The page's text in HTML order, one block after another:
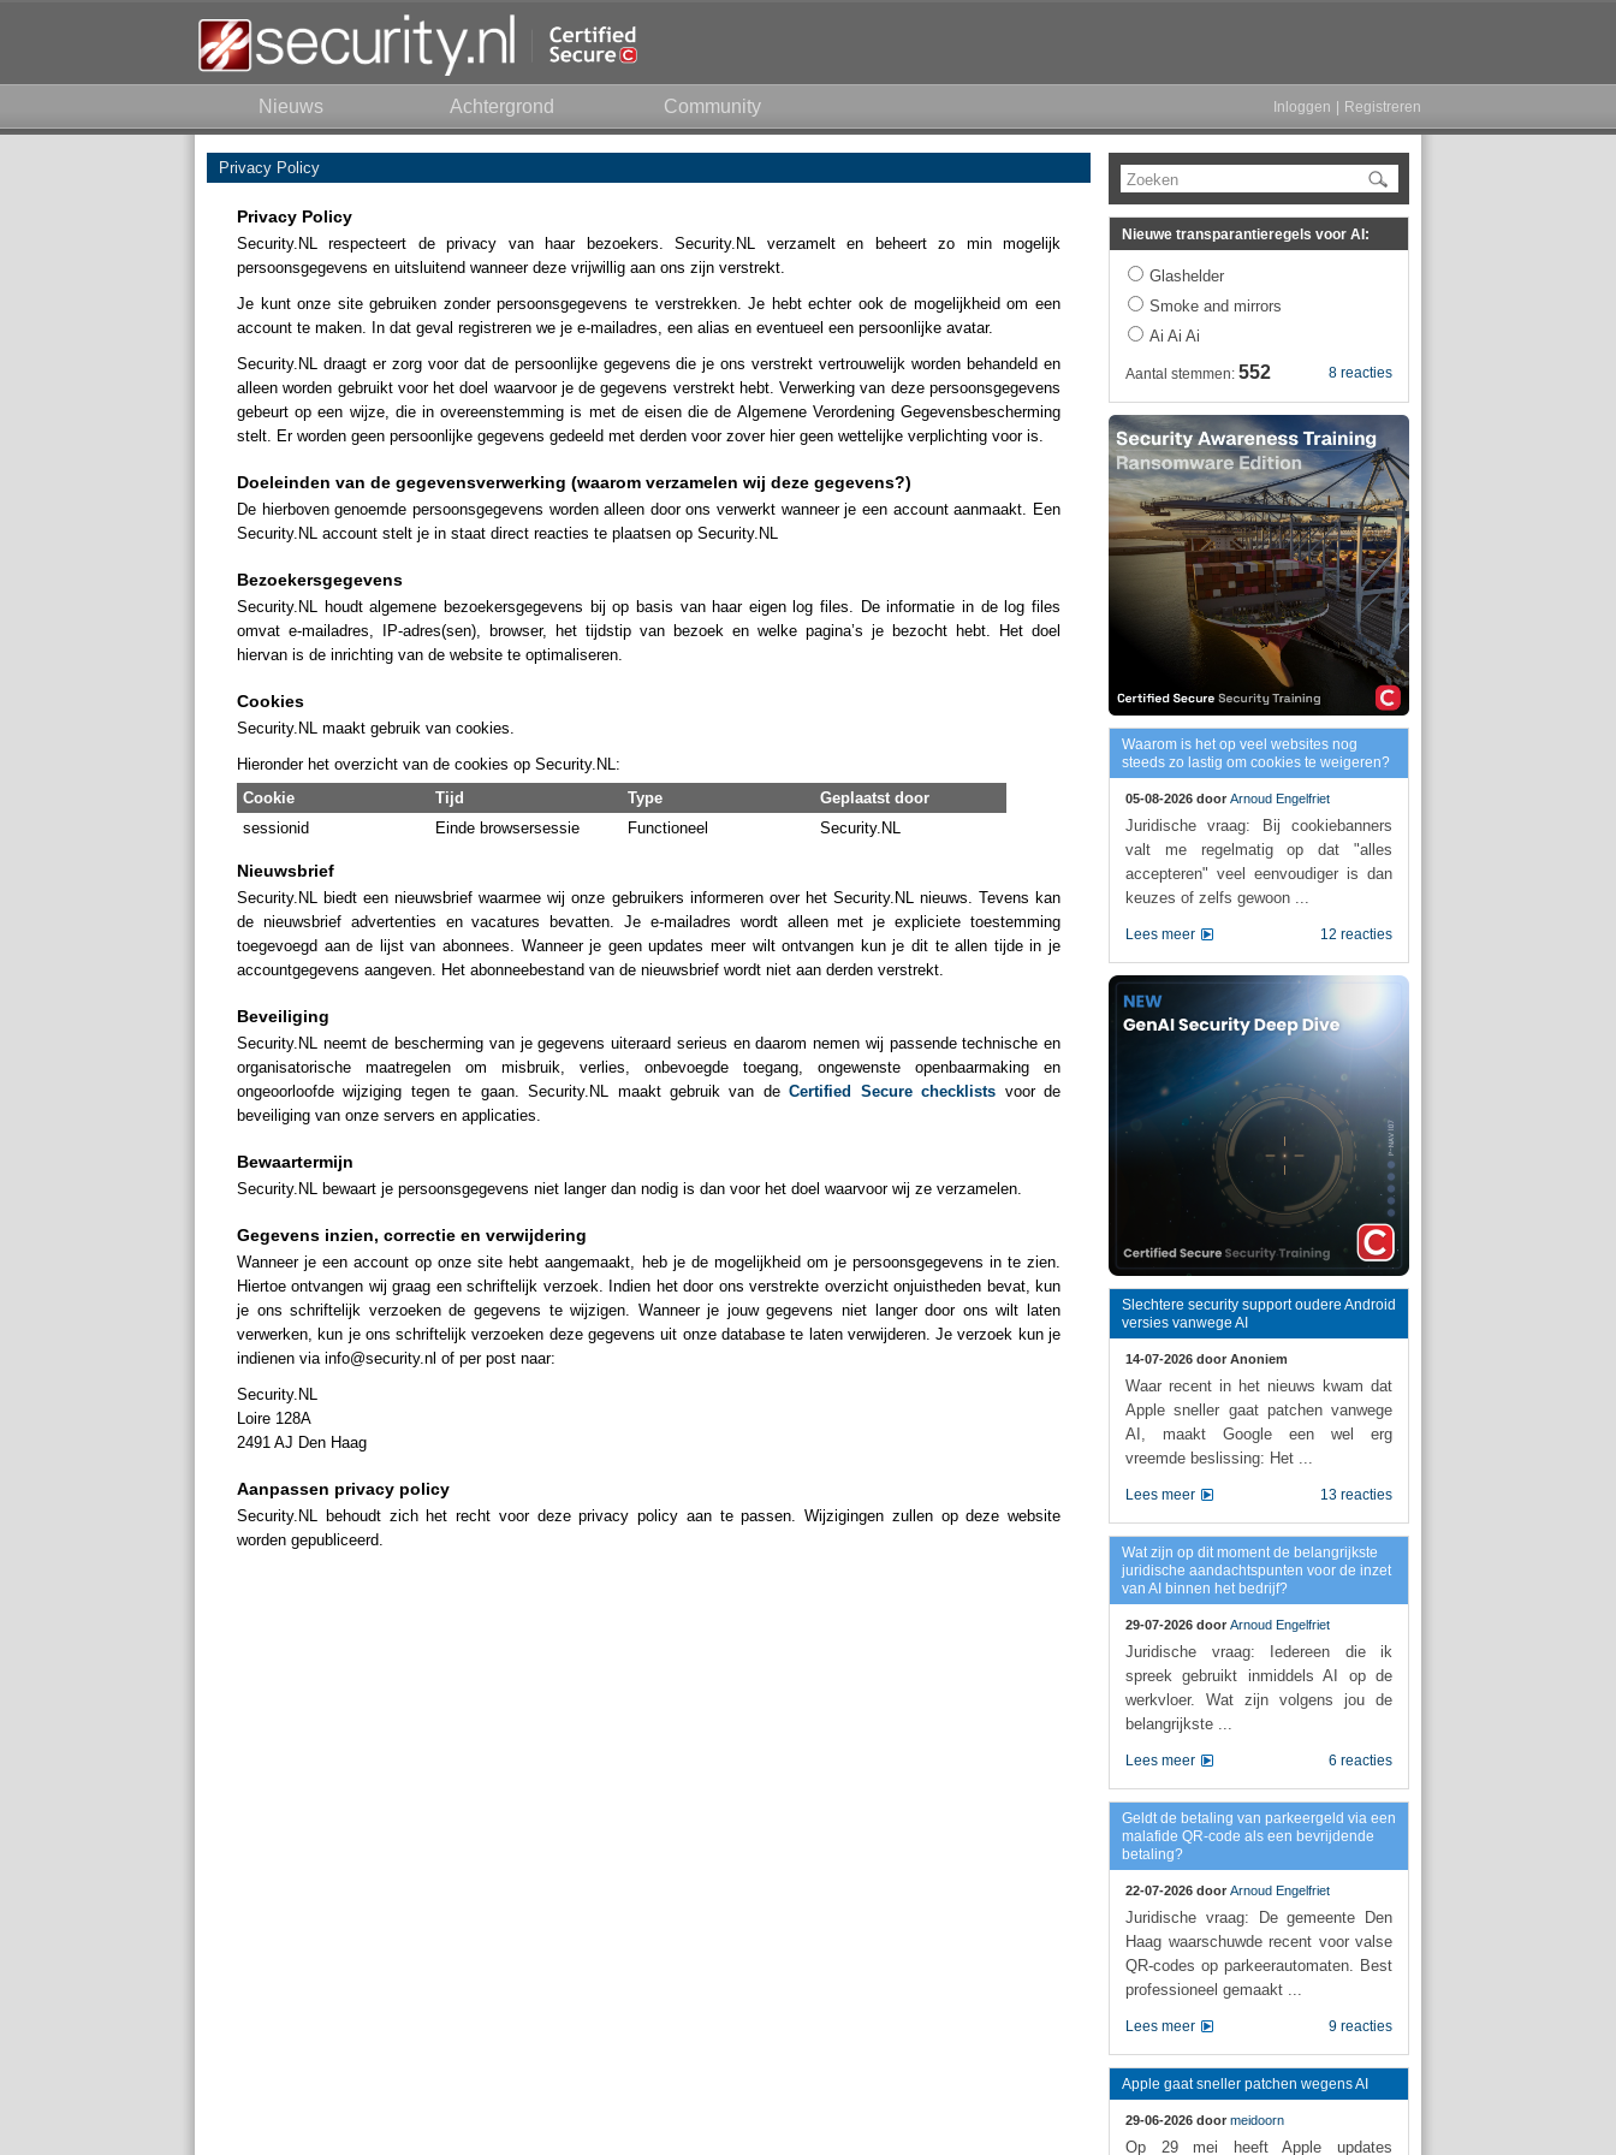
Nieuws Achtergrond Community Inloggen Registreren
Privacy Policy
Privacy Policy
Security.NL respecteert de privacy van haar bezoekers. Security.NL verzamelt en beheert zo min mogelijk
persoonsgegevens en uitsluitend wanneer deze vrijwillig aan ons zijn verstrekt.
Je kunt onze site gebruiken zonder persoonsgegevens te verstrekken. Je hebt echter ook de mogelijkheid om een
account te maken. In dat geval registreren we je e-mailadres, een alias en eventueel een persoonlijke avatar.
Security.NL draagt er zorg voor dat de persoonlijke gegevens die je ons verstrekt vertrouwelijk worden behandeld en
alleen worden gebruikt voor het doel waarvoor je de gegevens verstrekt hebt. Verwerking van deze persoonsgegevens
gebeurt op een wijze, die in overeenstemming is met de eisen die de Algemene Verordening Gegevensbescherming
stelt. Er worden geen persoonlijke gegevens gedeeld met derden voor zover hier geen wettelijke verplichting voor is.
Doeleinden van de gegevensverwerking (waarom verzamelen wij deze gegevens?)
De hierboven genoemde persoonsgegevens worden alleen door ons verwerkt wanneer je een account aanmaakt. Een
Security.NL account stelt je in staat direct reacties te plaatsen op Security.NL
Bezoekersgegevens
Security.NL houdt algemene bezoekersgegevens bij op basis van haar eigen log files. De informatie in de log files
omvat e-mailadres, IP-adres(sen), browser, het tijdstip van bezoek en welke pagina’s je bezocht hebt. Het doel
hiervan is de inrichting van de website te optimaliseren.
Cookies
Security.NL maakt gebruik van cookies.
Hieronder het overzicht van de cookies op Security.NL:
Cookie
Tijd Type
Geplaatst door
sessionid
Einde browsersessie Functioneel Security.NL
Nieuwsbrief
Security.NL biedt een nieuwsbrief waarmee wij onze gebruikers informeren over het Security.NL nieuws. Tevens kan
de nieuwsbrief advertenties en vacatures bevatten. Je e-mailadres wordt alleen met je expliciete toestemming
toegevoegd aan de lijst van abonnees. Wanneer je geen updates meer wilt ontvangen kun je dit te allen tijde in je
accountgegevens aangeven. Het abonneebestand van de nieuwsbrief wordt niet aan derden verstrekt.
Beveiliging
Security.NL neemt de bescherming van je gegevens uiteraard serieus en daarom nemen wij passende technische en
organisatorische maatregelen om misbruik, verlies, onbevoegde toegang, ongewenste openbaarmaking en
ongeoorloofde wijziging tegen te gaan. Security.NL maakt gebruik van deCertified Secure checklists voor de
beveiliging van onze servers en applicaties.
Bewaartermijn
Security.NL bewaart je persoonsgegevens niet langer dan nodig is dan voor het doel waarvoor wij ze verzamelen.
Gegevens inzien, correctie en verwijdering
Wanneer je een account op onze site hebt aangemaakt, heb je de mogelijkheid om je persoonsgegevens in te zien.
Hiertoe ontvangen wij graag een schriftelijk verzoek. Indien het door ons verstrekte overzicht onjuistheden bevat, kun
je ons schriftelijk verzoeken de gegevens te wijzigen. Wanneer je jouw gegevens niet langer door ons wilt laten
verwerken, kun je ons schriftelijk verzoeken deze gegevens uit onze database te laten verwijderen. Je verzoek kun je
indienen via info@security.nl of per post naar:
Security.NL
Loire 128A
2491 AJ Den Haag
Aanpassen privacy policy
Security.NL behoudt zich het recht voor deze privacy policy aan te passen. Wijzigingen zullen op deze website
worden gepubliceerd.
Zoeken
Nieuwe transparantieregels voor AI:
Glashelder
Smoke and mirrors
Ai Ai Ai
8 reacties
Aantal stemmen: 552
Waarom is het op veel websites nog
steeds zo lastig om cookies te weigeren?
05-08-2026 door Arnoud Engelfriet
Juridische vraag: Bij cookiebanners
valt me regelmatig op dat "alles
accepteren" veel eenvoudiger is dan
keuzes of zelfs gewoon ...
12 reacties
Lees meer
Slechtere security support oudere Android
versies vanwege AI
14-07-2026 door Anoniem
Waar recent in het nieuws kwam dat
Apple sneller gaat patchen vanwege
AI, maakt Google een wel erg
vreemde beslissing: Het ...
13 reacties
Lees meer
Wat zijn op dit moment de belangrijkste
juridische aandachtspunten voor de inzet
van AI binnen het bedrijf?
29-07-2026 door Arnoud Engelfriet
Juridische vraag: Iedereen die ik
spreek gebruikt inmiddels AI op de
werkvloer. Wat zijn volgens jou de
belangrijkste ...
6 reacties
Lees meer
Geldt de betaling van parkeergeld via een
malafide QR-code als een bevrijdende
betaling?
22-07-2026 door Arnoud Engelfriet
Juridische vraag: De gemeente Den
Haag waarschuwde recent voor valse
QR-codes op parkeerautomaten. Best
professioneel gemaakt ...
9 reacties
Lees meer
Apple gaat sneller patchen wegens AI
29-06-2026 door meidoorn
Op 29 mei heeft Apple updates